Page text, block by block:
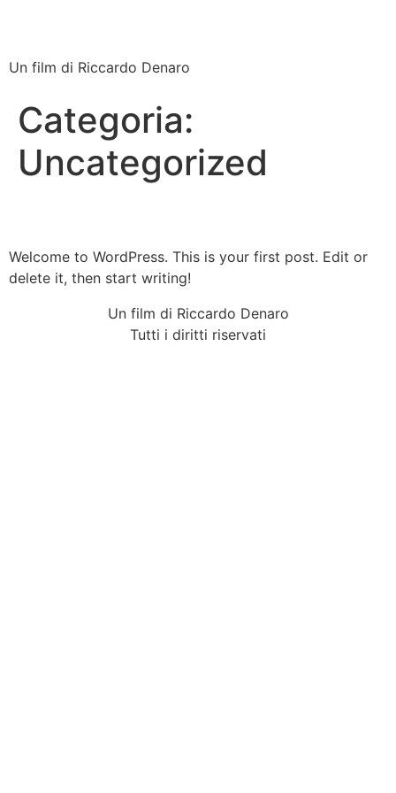
Un film di Riccardo Denaro
Categoria:
Uncategorized
Welcome to WordPress. This is your first post. Edit or
delete it, then start writing!
Un film di Riccardo Denaro
Tutti i diritti riservati